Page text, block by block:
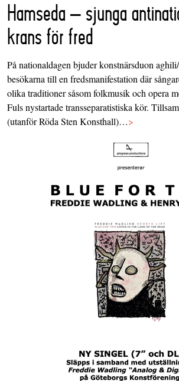
Hamseda – sjunga
krans för fred
På nationaldagen bjuder konstnärsduon
besökarna till en fredsmanifestation där
olika traditioner såsom folkmusik och opera
Fuls nystartade transseparatistiska kör.
(utanför Röda Sten Konsthall)…>